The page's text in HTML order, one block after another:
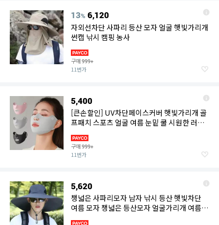
13% 6,120
자외선차단 사파리 등산 모자 얼굴 햇빛가리개
썬캡 낚시 캠핑 농사
구매999+
11번가
5,400
[큰손할인] UV차단페이스커버 햇빛가리개 골
프패치 스포츠 얼굴 여름 눈밑 쿨 시원한 러닝
구매999+
11번가
5,620
챙넓은 사파리모자 남자 낚시 등산 햇빛차단
여름 모자 챙넓은 등산모자 얼굴가리개 여름